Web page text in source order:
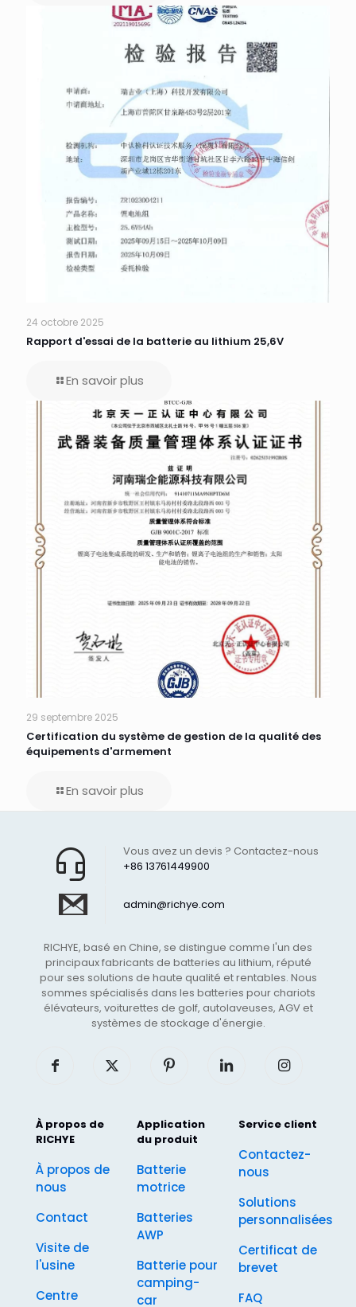
24 octobre 2025
Rapport d'essai de la batterie au lithium 25,6V
En savoir plus
29 septembre 2025
Certification du système de gestion de la qualité des
équipements d'armement
En savoir plus
+86 13761449900
Vous avez un devis ? Contactez-nous
admin@richye.com
RICHYE, basé en Chine, se distingue comme l'un des
principaux fabricants de batteries au lithium, réputé
pour ses solutions de haute qualité et rentables. Nous
sommes spécialisés dans les batteries pour chariots
élévateurs, voiturettes de golf, autolaveuses, AGV et
systèmes de stockage d'énergie.
À propos de
RICHYE
À propos de
nous
Contact
Visite de
l'usine
Centre
Application
du produit
Batterie
motrice
Batteries
AWP
Batterie pour
camping-
car
Service client
Contactez-
nous
Solutions
personnalisées
Certificat de
brevet
FAQ